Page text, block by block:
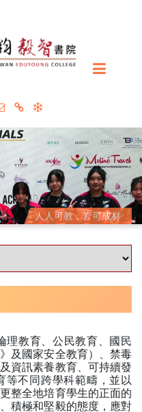
人人可教，皆可成材
理教育、公民教育、國民
及國家安全教育）、禁毒
資訊素養教育、可持續發
等不同跨學科範疇，並以
整全地培育學生的正面的
積極和堅毅的態度，應對